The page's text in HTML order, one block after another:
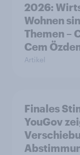
2026:
Wohnen
Themen –
Cem
Artikel
Finales
YouGov